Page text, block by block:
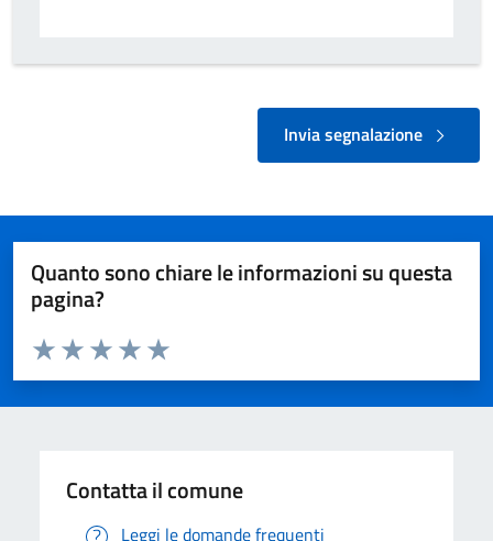
Invia segnalazione
Quanto sono chiare le informazioni su questa
pagina?
Valuta da 1 a 5 stelle la pagina
Valuta 5 stelle su 5
Valuta 4 stelle su 5
Valuta 3 stelle su 5
Valuta 2 stelle su 5
Valuta 1 stelle su 5
Contatta il comune
Leggi le domande frequenti